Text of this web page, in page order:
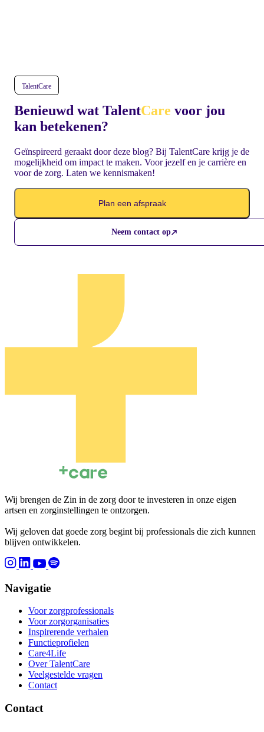
TalentCare
Benieuwd wat TalentCare voor jou
kan betekenen?
Geïnspireerd geraakt door deze blog? Bij TalentCare krijg je de
mogelijkheid om impact te maken. Voor jezelf en je carrière en
voor de zorg. Laten we kennismaken!
Plan een afspraak
Neem contact op
Wij brengen de Zin in de zorg door te investeren in onze eigen
artsen en zorginstellingen te ontzorgen.
Wij geloven dat goede zorg begint bij professionals die zich kunnen
blijven ontwikkelen.
Navigatie
Voor zorgprofessionals
Voor zorgorganisaties
Inspirerende verhalen
Functieprofielen
Care4Life
Over TalentCare
Veelgestelde vragen
Contact
Contact